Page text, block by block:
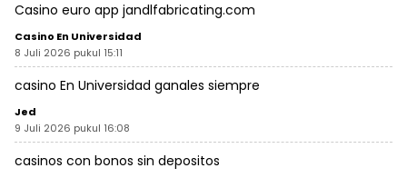
Casino euro app jandlfabricating.com
Casino En Universidad
8 Juli 2026 pukul 15:11
casino En Universidad ganales siempre
Jed
9 Juli 2026 pukul 16:08
casinos con bonos sin depositos